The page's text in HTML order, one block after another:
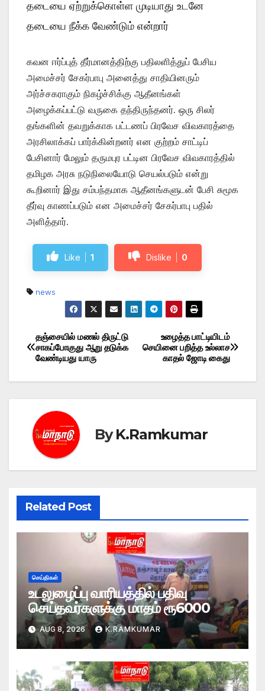
தடையை ஏற்றுக்கொள்ள முடியாது உடனே
தடையை நீக்க வேண்டும் என்றார்
கவன ஈர்ப்புத் தீர்மானத்திற்கு பதிலளித்துப் பேசிய
அமைச்சர் சேகர்பாபு அனைத்து சாதியினரும்
அர்ச்சகராகும் நிகழ்ச்சிக்கு ஆதீனங்கள்
அழைக்கப்பட்டு வருகை தந்திருந்தனர். ஒரு சிலர்
தங்களின் தவறுக்காக பட்டணப் பிரவேச விவகாரத்தை
அரசிலாக்கப் பார்க்கின்றனர் என குற்றம் சாட்டிப்
பேசினார் மேலும் தருமபுர பட்டின பிரவேச விவகாரத்தில்
தமிழக அரசு நடுநிலையோடு செயல்படும் என்று
கூறினார் இது சம்பந்தமாக ஆதீனங்களுடன் பேசி சுமூக
தீர்வு காணப்படும் என அமைச்சர் சேகர்பாபு பதில்
அளித்தார்.
Like 1 Dislike 0
news
Post
navigation
உழைத்த பாட்டியிடம்
செயினை பறித்த உல்லாச
காதல் ஜோடி கைது
தஞ்சையில் மணல் திருட்டு
சாகப்போகுது ஆறு தடுக்க
வேண்டியது யாரு
ByK.Ramkumar
Related Post
செய்திகள்
உடலுழைப்பு வாரியத்தில் பதிவு
செய்தவர்களுக்கு மாதம் ரூ6000
AUG 8, 2026 K.RAMKUMAR